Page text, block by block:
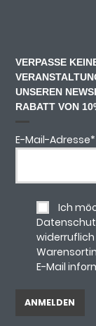
VERPASSE
UNSEREN
RABATT VON
E-Mail-Adresse*
Ich
E-Mail